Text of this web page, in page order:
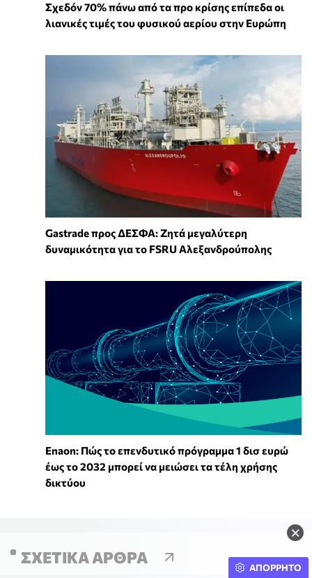
×
Σχεδόν 70% πάνω από τα προ κρίσης επίπεδα οι
λιανικές τιμές του φυσικού αερίου στην Ευρώπη
Gastrade προς ΔΕΣΦΑ: Ζητά μεγαλύτερη
δυναμικότητα για το FSRU Αλεξανδρούπολης
Enaon: Πώς το επενδυτικό πρόγραμμα 1 δισ ευρώ
έως το 2032 μπορεί να μειώσει τα τέλη χρήσης
δικτύου
ΣΧΕΤΙΚΆ ΆΡΘΡΑ
ΑΠΟΡΡΗΤΟ